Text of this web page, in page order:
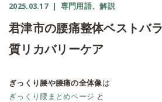
2025.03.17| 専門用語、解説
君津市の腰痛整体ベストバ
質リカバリーケア
ぎっくり腰や腰痛の全体像は
ぎっくり腰まとめページ と